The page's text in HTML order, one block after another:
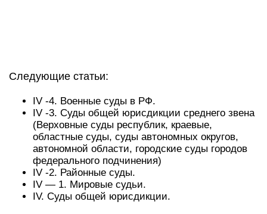
Следующие статьи:
IV -4. Военные суды в РФ.
IV -3. Суды общей юрисдикции среднего звена
(Верховные суды республик, краевые,
областные суды, суды автономных округов,
автономной области, городские суды городов
федерального подчинения)
IV -2. Районные суды.
IV — 1. Мировые судьи.
IV. Суды общей юрисдикции.